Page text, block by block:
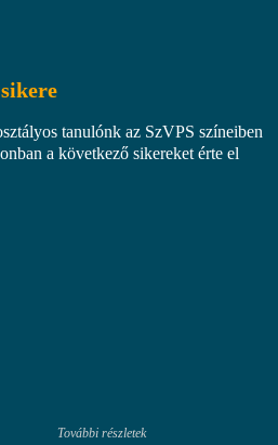
tanulónk az SzVPS színeiben
a következő sikereket érte el
További részletek